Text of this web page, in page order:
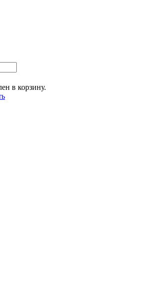
в корзину.